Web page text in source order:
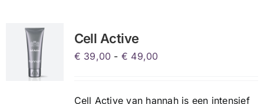
kan
Cell Active
€ 39,00 - € 49,00
Cell Active van hannah is een intensief